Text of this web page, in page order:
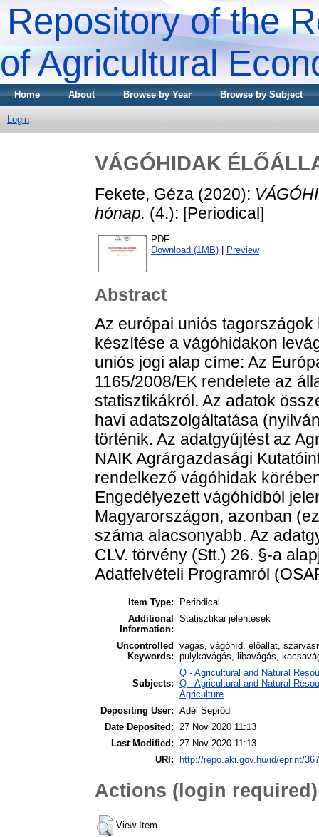
Repository of the
of Agricultural
Home About Browse by Year Browse by Subject
Login
VÁGÓHIDAK
Fekete, Géza (2020):
hónap. (4.): [Periodical]
PDF
Download (1MB)
Preview
Abstract
Az európai uniós
készítése a vágóhidakon
uniós jogi alap címe: Az
1165/2008/EK rendelete az
statisztikákról. Az adatok
havi adatszolgáltatása
történik. Az adatgyűjtést az
NAIK Agrárgazdasági
rendelkező vágóhidak
Engedélyezett vágóhídból
Magyarországon, azonban
száma alacsonyabb. Az
CLV. törvény (Stt.) 26. §-a
Adatfelvételi Programról
Item Type:
Periodical
Additional
Information:
Statisztikai jelentések
Uncontrolled
Keywords:
vágás, vágóhíd, élőállat,
pulykavágás, libavágás,
Subjects:
Q - Agricultural and Natural
Q - Agricultural and Natural
Agriculture
Depositing User: Adél Seprődi
Date Deposited:
27 Nov 2020 11:13
Last Modified:
27 Nov 2020 11:13
URI: http://repo.aki.gov.hu/id/eprint/
Actions (login required)
View Item